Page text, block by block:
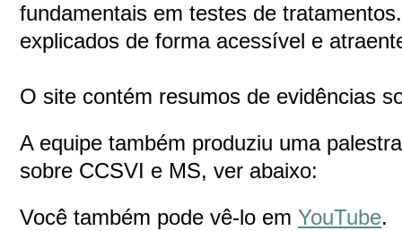
fundamentais em testes de
explicados de forma acessível e
O site contém resumos de evidências
A equipe também produziu uma
sobre CCSVI e MS, ver abaixo:
Você também pode vê-lo em YouTube.